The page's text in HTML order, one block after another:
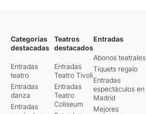
Categorías
destacadas
Entradas
teatro
Entradas
danza
Entradas
Teatros
destacados
Entradas
Teatro Tívoli
Entradas
Teatro
Coliseum
Entradas
Abonos teatrales
Tiquets regalo
Entradas
espectáculos en
Madrid
Mejores